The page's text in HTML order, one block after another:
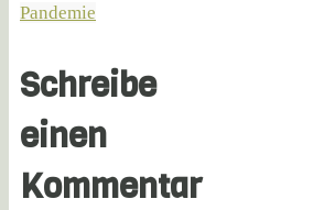
Pandemie
Schreibe
einen
Kommentar